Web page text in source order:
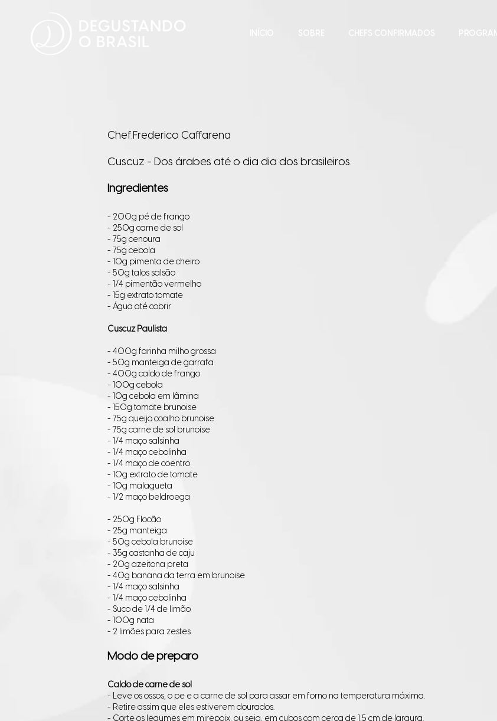
Chef.Frederico Caffarena
Cuscuz - Dos árabes até o dia dia dos brasileiros.
Ingredientes
- 200g pé de frango
- 250g carne de sol
- 75g cenoura
- 75g cebola
- 10g pimenta de cheiro
- 50g talos salsão
- 1/4 pimentão vermelho
- 15g extrato tomate
- Água até cobrir
Cuscuz Paulista
- 400g farinha milho grossa
- 50g manteiga de garrafa
- 400g caldo de frango
- 100g cebola
- 10g cebola em lâmina
- 150g tomate brunoise
- 75g queijo coalho brunoise
- 75g carne de sol brunoise
- 1/4 maço salsinha
- 1/4 maço cebolinha
- 1/4 maço de coentro
- 10g extrato de tomate
- 10g malagueta
- 1/2 maço beldroega
- 250g Flocão
- 25g manteiga
- 50g cebola brunoise
- 35g castanha de caju
- 20g azeitona preta
- 40g banana da terra em brunoise
- 1/4 maço salsinha
- 1/4 maço cebolinha
- Suco de 1/4 de limão
- 100g nata
- 2 limões para zestes
Modo de preparo
Caldo de carne de sol
- Leve os ossos, o pe e a carne de sol para assar em forno na temperatura máxima.
- Retire assim que eles estiverem dourados.
- Corte os legumes em mirepoix, ou seja, em cubos com cerca de 1,5 cm de largura.